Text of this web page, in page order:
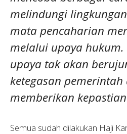
melindungi
mata pencaharian
melalui upaya
upaya tak akan
ketegasan
memberikan
Semua sudah dilakukan Haji